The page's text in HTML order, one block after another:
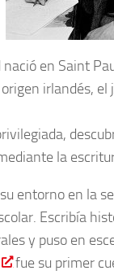
en Saint
irlandés,
la
entorno en la
Escribía
y puso en
fue su primer